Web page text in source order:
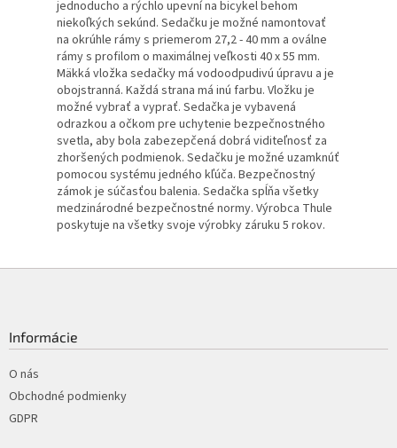
jednoducho a rýchlo upevní na bicykel behom
niekoľkých sekúnd. Sedačku je možné namontovať
na okrúhle rámy s priemerom 27,2 - 40 mm a oválne
rámy s profilom o maximálnej veľkosti 40 x 55 mm.
Mäkká vložka sedačky má vodoodpudivú úpravu a je
obojstranná. Každá strana má inú farbu. Vložku je
možné vybrať a vyprať. Sedačka je vybavená
odrazkou a očkom pre uchytenie bezpečnostného
svetla, aby bola zabezepčená dobrá viditeľnosť za
zhoršených podmienok. Sedačku je možné uzamknúť
pomocou systému jedného kľúča. Bezpečnostný
zámok je súčasťou balenia. Sedačka spĺňa všetky
medzinárodné bezpečnostné normy. Výrobca Thule
poskytuje na všetky svoje výrobky záruku 5 rokov.
Informácie
O nás
Obchodné podmienky
GDPR